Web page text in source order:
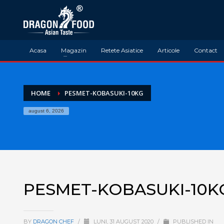
Acasa Magazin Retete Asiatice Articole Contact
HOME PESMET-KOBASUKI-10KG
august 6, 2026
PESMET-KOBASUKI-
BY DRAGON CHEF / LUNI, 31 AUGUST 2020 / PUBLISHED IN